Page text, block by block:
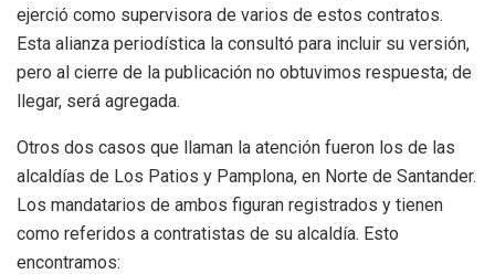
ejerció como supervisora de varios de estos contratos.
Esta alianza periodística la consultó para incluir su versión,
pero al cierre de la publicación no obtuvimos respuesta; de
llegar, será agregada.
Otros dos casos que llaman la atención fueron los de las
alcaldías de Los Patios y Pamplona, en Norte de Santander.
Los mandatarios de ambos figuran registrados y tienen
como referidos a contratistas de su alcaldía. Esto
encontramos: